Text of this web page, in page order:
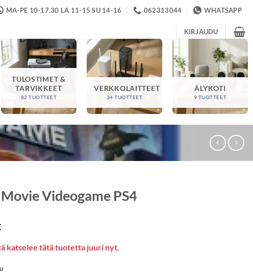
MA-PE 10-17.30 LA 11-15 SU 14-16 062313044 WHATSAPP
KIRJAUDU
TULOSTIMET &
TARVIKKEET
82 TUOTTEET
VERKKOLAITTEET
34 TUOTTEET
ÄLYKOTI
9 TUOTTEET
Videogame PS4
katselee tätä tuotetta juuri nyt.